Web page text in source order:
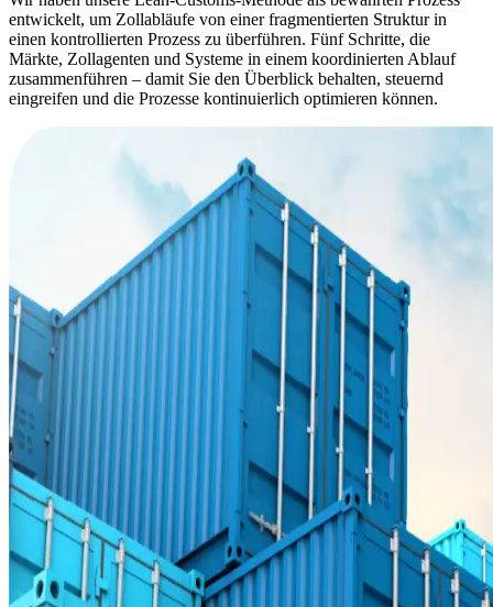
entwickelt, um Zollabläufe von einer fragmentierten Struktur in
einen kontrollierten Prozess zu überführen. Fünf Schritte, die
Märkte, Zollagenten und Systeme in einem koordinierten Ablauf
zusammenführen – damit Sie den Überblick behalten, steuernd
eingreifen und die Prozesse kontinuierlich optimieren können.